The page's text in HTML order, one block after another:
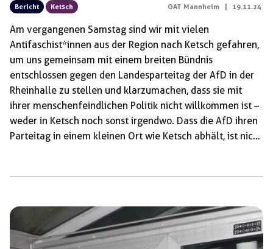
Bericht Ketsch OAT Mannheim 19.11.24
Am vergangenen Samstag sind wir mit vielen
Antifaschist*innen aus der Region nach Ketsch gefahren,
um uns gemeinsam mit einem breiten Bündnis
entschlossen gegen den Landesparteitag der AfD in der
Rheinhalle zu stellen und klarzumachen, dass sie mit
ihrer menschenfeindlichen Politik nicht willkommen ist –
weder in Ketsch noch sonst irgendwo. Dass die AfD ihren
Parteitag in einem kleinen Ort wie Ketsch abhält, ist nicht
fen verhinderte. Umso wichtiger ist es deshalb, nicht
zuzulassen, dass die AfD diesem Protest entgeht, indem
sie auf […]